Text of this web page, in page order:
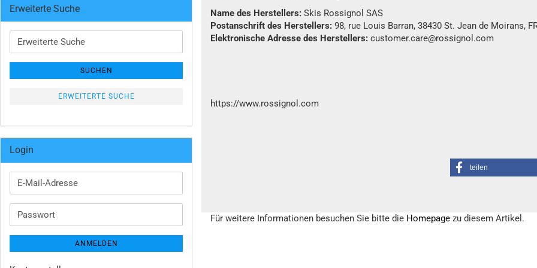
Name des Herstellers: Skis Rossignol SAS
Postanschrift des Herstellers: 98, rue Louis Barran, 38430 St. Jean de Moirans,
Elektronische Adresse des Herstellers: customer.care@rossignol.com
https://www.rossignol.com
teilen
Für weitere Informationen besuchen Sie bitte die Homepage zu diesem Artikel.
Erweiterte Suche
Erweiterte
Suche
SUCHEN
ERWEITERTE SUCHE
Login
E-
Mail-
Passwort
ANMELDEN